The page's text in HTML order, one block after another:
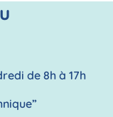
de 8h à 17h